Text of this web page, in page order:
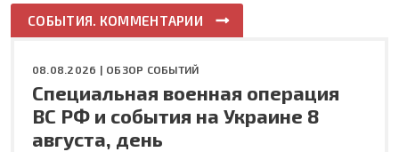
СОБЫТИЯ. КОММЕНТАРИИ
08.08.2026 | ОБЗОР СОБЫТИЙ
Специальная военная операция
ВС РФ и события на Украине 8
августа, день